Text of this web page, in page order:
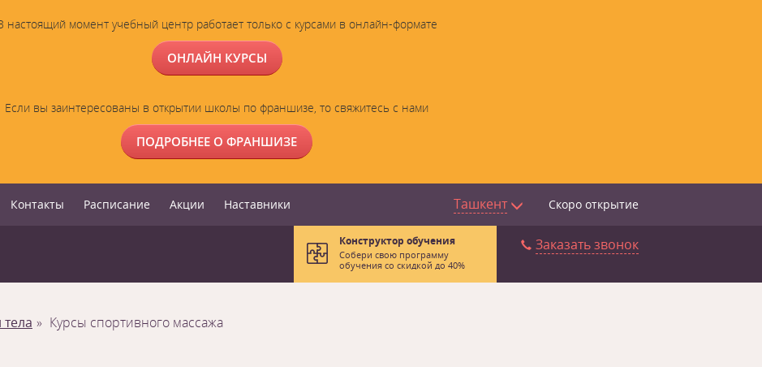
настоящий момент учебный центр работает только с курсами в онлайн-формате
ОНЛАЙН КУРСЫ
Если вы заинтересованы в открытии школы по франшизе, то свяжитесь с нами
ПОДРОБНЕЕ О ФРАНШИЗЕ
Контакты Расписание Акции Наставники Ташкент Скоро открытие
Заказать звонок
Конструктор обучения
Собери свою программу
обучения со скидкой до 40%
Курсы спортивного массажа